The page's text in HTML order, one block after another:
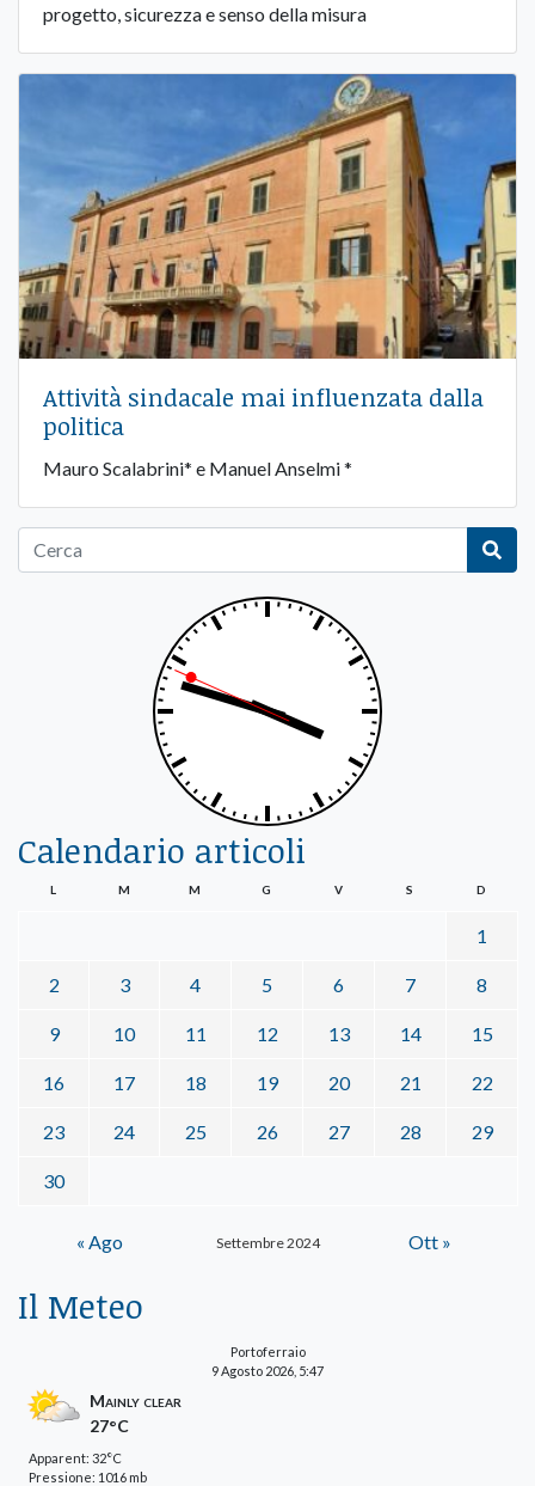
progetto, sicurezza e senso della misura
Attività sindacale mai influenzata dalla
politica
Mauro Scalabrini* e Manuel Anselmi *
Calendario articoli
Settembre 2024
L M M G V S D
1
2 3 4 5 6 7 8
9 10 11 12 13 14 15
16 17 18 19 20 21 22
23 24 25 26 27 28 29
30
« Ago Ott »
Il Meteo
Portoferraio
9 Agosto 2026, 5:47
Mainly clear
27°C
Apparent: 32°C
Pressione: 1016 mb